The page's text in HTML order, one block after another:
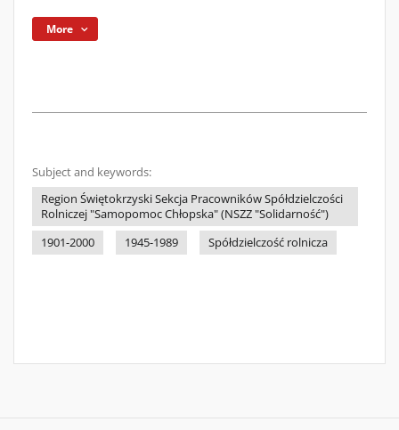
More
Subject and keywords:
Region Świętokrzyski Sekcja Pracowników Spółdzielczości
Rolniczej "Samopomoc Chłopska" (NSZZ "Solidarność")
1901-2000
1945-1989 Spółdzielczość rolnicza